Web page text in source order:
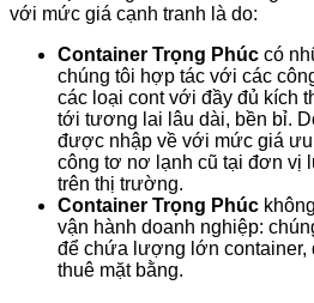
với mức giá cạnh tranh là do:
Container Trọng Phúc có
chúng tôi hợp tác với các
các loại cont với đầy đủ kích
tới tương lai lâu dài, bền bỉ.
được nhập về với mức giá
công tơ nơ lạnh cũ tại đơn vị
trên thị trường.
Container Trọng Phúc
vận hành doanh nghiệp:
để chứa lượng lớn container,
thuê mặt bằng.